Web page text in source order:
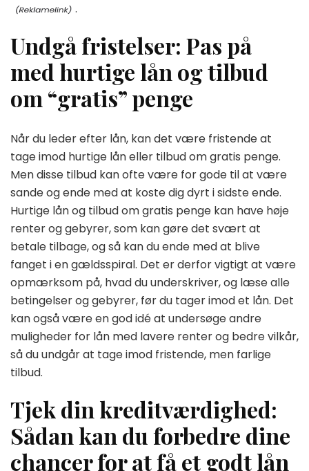
.
Undgå fristelser: Pas på
med hurtige lån og tilbud
om “gratis” penge
Når du leder efter lån, kan det være fristende at
tage imod hurtige lån eller tilbud om gratis penge.
Men disse tilbud kan ofte være for gode til at være
sande og ende med at koste dig dyrt i sidste ende.
Hurtige lån og tilbud om gratis penge kan have høje
renter og gebyrer, som kan gøre det svært at
betale tilbage, og så kan du ende med at blive
fanget i en gældsspiral. Det er derfor vigtigt at være
opmærksom på, hvad du underskriver, og læse alle
betingelser og gebyrer, før du tager imod et lån. Det
kan også være en god idé at undersøge andre
muligheder for lån med lavere renter og bedre vilkår,
så du undgår at tage imod fristende, men farlige
tilbud.
Tjek din kreditværdighed:
Sådan kan du forbedre dine
chancer for at få et godt lån